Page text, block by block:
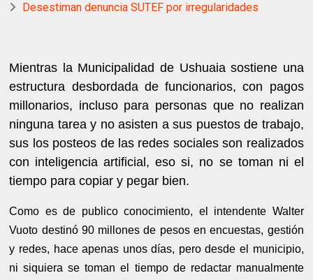
Desestiman denuncia SUTEF por irregularidades
Mientras la Municipalidad de Ushuaia sostiene una
estructura desbordada de funcionarios, con pagos
millonarios, incluso para personas que no realizan
ninguna tarea y no asisten a sus puestos de trabajo,
sus los posteos de las redes sociales son realizados
con inteligencia artificial, eso si, no se toman ni el
tiempo para copiar y pegar bien.
Como es de publico conocimiento, el intendente Walter
Vuoto destinó 90 millones de pesos en encuestas, gestión
y redes, hace apenas unos días, pero desde el municipio,
ni siquiera se toman el tiempo de redactar manualmente